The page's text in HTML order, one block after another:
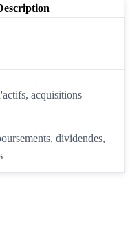
acquisitions
dividendes,